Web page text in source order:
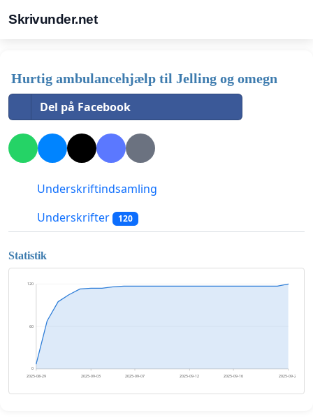
Skrivunder.net
Hurtig ambulancehjælp til Jelling og omegn
Del på Facebook
Underskriftindsamling
Underskrifter
120
Statistik
0
60
120
2025-08-29 2025-09-03 2025-09-07 2025-09-12 2025-09-16 2025-09-21